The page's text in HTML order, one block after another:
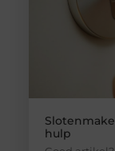
hulp